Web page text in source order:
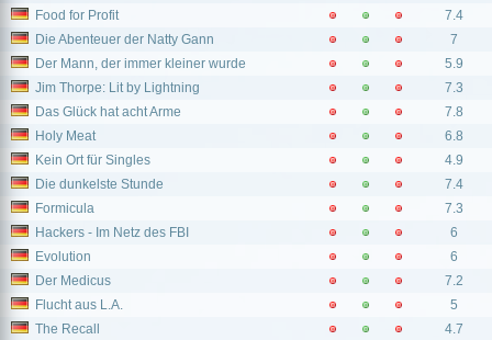
Food for Profit
7.4
Die Abenteuer der Natty Gann
7
Der Mann, der immer kleiner wurde
5.9
Jim Thorpe: Lit by Lightning
7.3
Das Glück hat acht Arme
7.8
Holy Meat
6.8
Kein Ort für Singles
4.9
Die dunkelste Stunde
7.4
Formicula
7.3
Hackers - Im Netz des FBI
6
Evolution
6
Der Medicus
7.2
Flucht aus L.A.
5
The Recall
4.7